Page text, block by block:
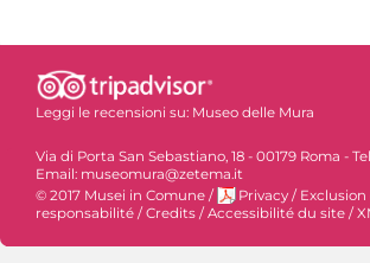
Leggi le recensioni su: Museo delle Mura
Via di Porta San Sebastiano, 18 - 00179 Roma -
Email: museomura@zetema.it
© 2017 Musei in Comune / Privacy / Exclusion
responsabilité / Credits / Accessibilité du site /